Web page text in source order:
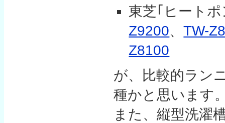
東芝｢ヒート
Z9200、TW-
Z8100
が、比較的ラン
種かと思います
また、縦型洗濯